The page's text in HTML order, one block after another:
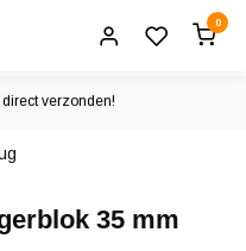
0
verzonden!
35 mm